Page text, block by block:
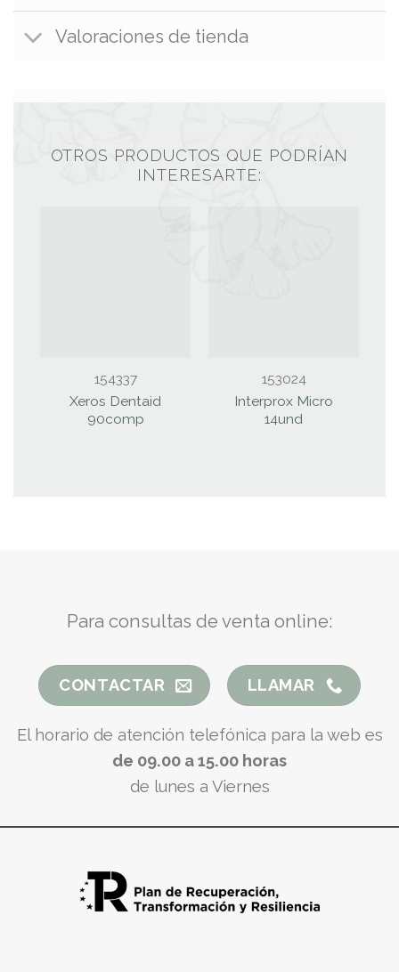
Valoraciones de tienda
OTROS PRODUCTOS QUE PODRÍAN
INTERESARTE:
154337
Xeros Dentaid
90comp
153024
Interprox Micro
14und
Para consultas de venta online:
CONTACTAR LLAMAR
El horario de atención telefónica para la web es
de 09.00 a 15.00 horas
de lunes a Viernes